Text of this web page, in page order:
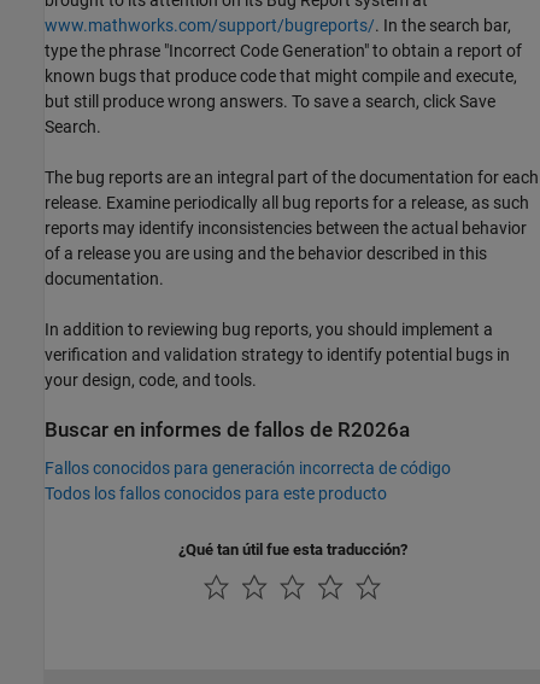
www.mathworks.com/support/bugreports/. In the search bar,
type the phrase "Incorrect Code Generation" to obtain a report of
known bugs that produce code that might compile and execute,
but still produce wrong answers. To save a search, click Save
Search.
The bug reports are an integral part of the documentation for each
release. Examine periodically all bug reports for a release, as such
reports may identify inconsistencies between the actual behavior
of a release you are using and the behavior described in this
documentation.
In addition to reviewing bug reports, you should implement a
verification and validation strategy to identify potential bugs in
your design, code, and tools.
Buscar en informes de fallos de R2026a
Fallos conocidos para generación incorrecta de código
Todos los fallos conocidos para este producto
¿Qué tan útil fue esta traducción?